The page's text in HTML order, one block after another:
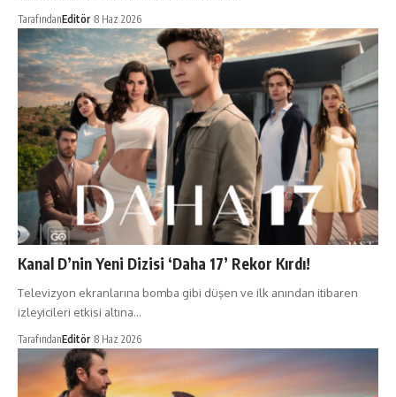
TarafındanEditör 8 Haz 2026
Kanal D’nin Yeni Dizisi ‘Daha 17’ Rekor Kırdı!
Televizyon ekranlarına bomba gibi düşen ve ilk anından itibaren
izleyicileri etkisi altına…
TarafındanEditör 8 Haz 2026